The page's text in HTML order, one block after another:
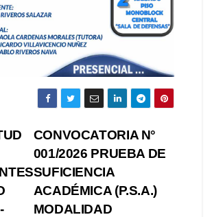
CONVOCATORIA N°
001/2026 PRUEBA DE
SUFICIENCIA
ACADÉMICA (P.S.A.)
MODALIDAD